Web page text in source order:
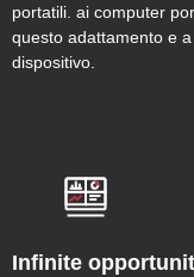
portatili. ai computer
questo adattamento e
dispositivo.
Infinite